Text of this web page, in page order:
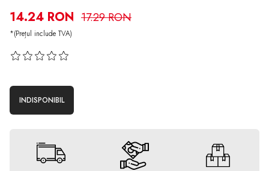
14.24 RON 17.29 RON
*(Prețul include TVA)
INDISPONIBIL